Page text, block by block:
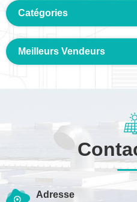
Catégories
Meilleurs Vendeurs
Adresse